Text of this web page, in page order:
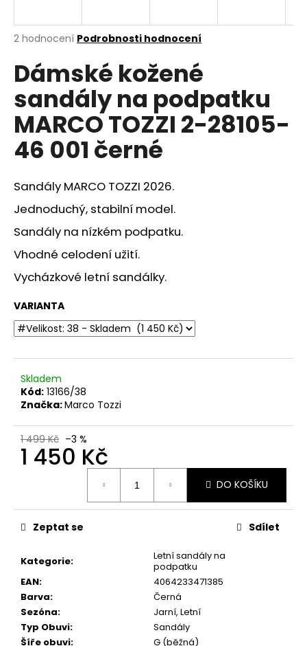
Průměrné
produktu
je
z
5
hvězdiček.
2 hodnocení Podrobnosti hodnocení
Dámské kožené
sandály na podpatku
MARCO TOZZI 2-28105-
46 001 černé
Sandály MARCO TOZZI 2026.
Jednoduchý, stabilní model.
Sandály na nízkém podpatku.
Vhodné celodení užití.
Vycházkové letní sandálky.
VARIANTA
Skladem
Kód: 13166/38
Značka:Marco Tozzi
1 499 Kč –3 %
1 450 Kč
DO KOŠÍKU
Kategorie:
Letní sandály na
podpatku
EAN:
4064233471385
Barva:
Černá
Sezóna:
Jarní, Letní
Typ Obuvi:
Sandály
Šíře obuvi:
G (běžná)
Zeptat se Sdílet
j
t
?
HLEDAT
D
o
p
o
r
č
u
j
e
m
e
DÁMSKÉ
KOŽENÉ
SANDÁLY
NA
CAPRICE
28
ČERNÉ
Kč
Původně:
899
Kč